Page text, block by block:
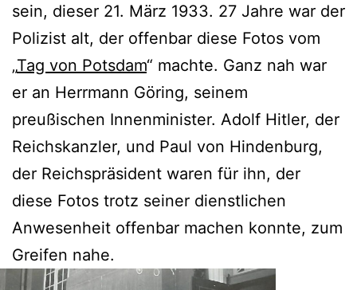
sein, dieser 21. März 1933. 27 Jahre war der
Polizist alt, der offenbar diese Fotos vom
„Tag von Potsdam“ machte. Ganz nah war
er an Herrmann Göring, seinem
preußischen Innenminister. Adolf Hitler, der
Reichskanzler, und Paul von Hindenburg,
der Reichspräsident waren für ihn, der
diese Fotos trotz seiner dienstlichen
Anwesenheit offenbar machen konnte, zum
Greifen nahe.